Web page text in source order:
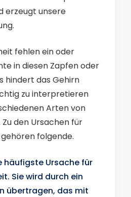
erzeugt unsere
fehlen ein oder
in diesen Zapfen oder
hindert das Gehirn
zu interpretieren
Arten von
den Ursachen für
folgende.
häufigste Ursache für
Sie wird durch ein
übertragen, das mit